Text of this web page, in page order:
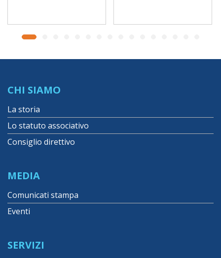
CHI SIAMO
La storia
Lo statuto associativo
Consiglio direttivo
MEDIA
Comunicati stampa
Eventi
SERVIZI